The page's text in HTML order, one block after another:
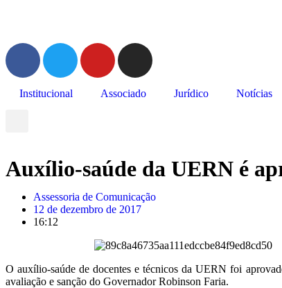
Institucional Associado Jurídico Notícias
Auxílio-saúde da UERN é
Assessoria de Comunicação
12 de dezembro de 2017
16:12
O auxílio-saúde de docentes e técnicos da UERN foi
avaliação e sanção do Governador Robinson Faria.